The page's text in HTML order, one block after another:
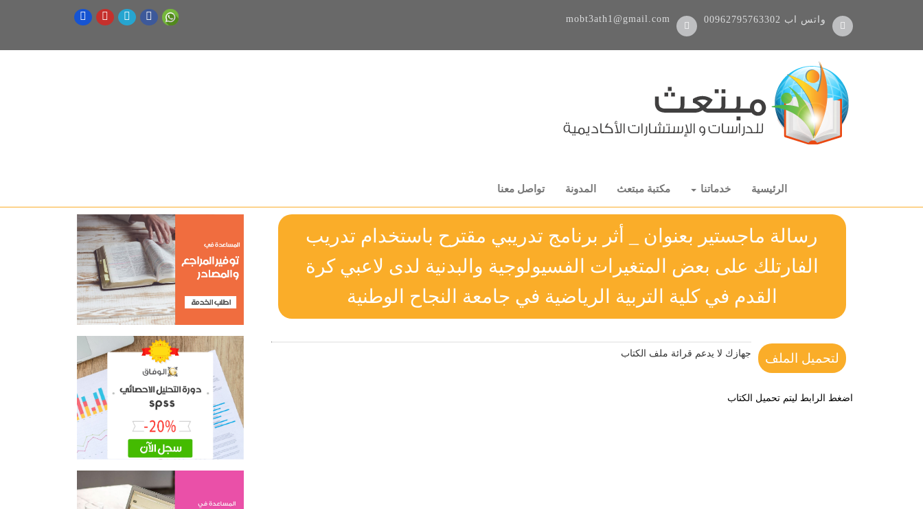
00962795763302 واتس اب mobt3ath1@gmail.com
الرئيسية خدماتنا مكتبة مبتعث المدونة تواصل معنا
رسالة ماجستير بعنوان _ أثر برنامج تدريبي مقترح باستخدام تدريب
الفارتلك على بعض المتغيرات الفسيولوجية والبدنية لدى لاعبي كرة
القدم في كلية التربية الرياضية في جامعة النجاح الوطنية
لتحميل الملف جهازك لا يدعم قرائة ملف الكتاب
اضغط الرابط ليتم تحميل الكتاب